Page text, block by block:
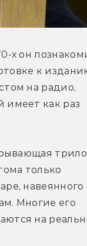
х он
к
на радио,
имеет как раз
только
навеянного
Многие его
на